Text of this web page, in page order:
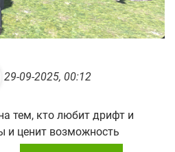
29-09-2025, 00:12
тем, кто любит дрифт и
и ценит возможность